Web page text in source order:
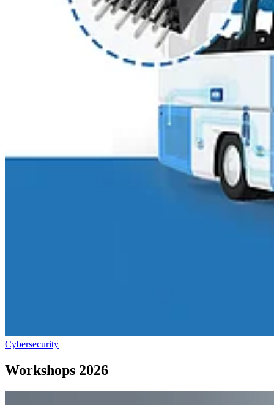
Cybersecurity
Workshops 2026